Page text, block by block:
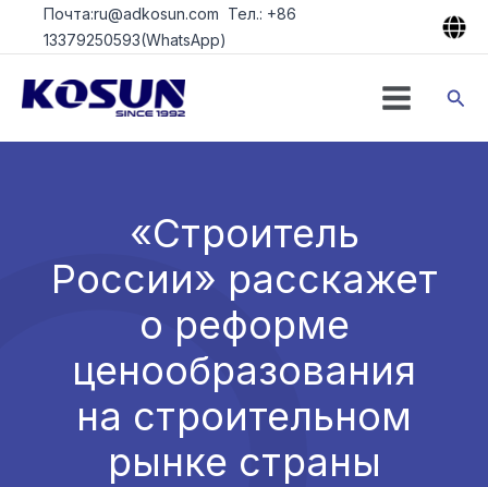
ПерейтиПочта:ru@adkosun.com Тел.: +86
13379250593(WhatsApp)
«Строитель
России» расскажет
о реформе
ценообразования
на строительном
рынке страны